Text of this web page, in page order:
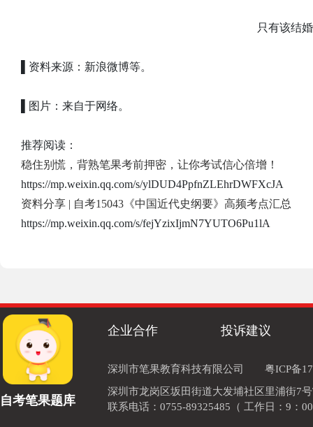
只有该结
▌资料来源：新浪微博等。
▌图片：来自于网络。
推荐阅读：
稳住别慌，背熟笔果考前押密，让你考试信心倍增！
https://mp.weixin.qq.com/s/ylDUD4PpfnZLEhrDWFXcJA
资料分享 | 自考15043《中国近代史纲要》高频考点汇总
https://mp.weixin.qq.com/s/fejYzixIjmN7YUTO6Pu1lA
自考笔果题库
企业合作 投诉建议
深圳市笔果教育科技有限公司
粤ICP备
深圳市龙岗区坂田街道大发埔社区里浦街7
联系电话：0755-89325485（ 工作日：9：